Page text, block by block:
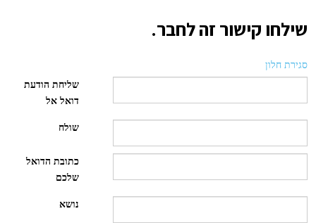
שילחו קישור זה לחבר.
סגירת חלון
שליחת הודעת
דואל אל
שולח
כתובת הדואל
שלכם
נושא